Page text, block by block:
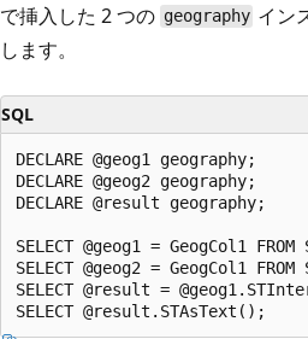
で挿入した 2 つの geography イン
します。
SQL
DECLARE @geog1 geography;
DECLARE @geog2 geography;
DECLARE @result geography;
SELECT @geog1 = GeogCol1
SELECT @geog2 = GeogCol1
SELECT @result =